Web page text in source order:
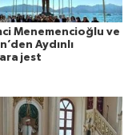
Menemencioğlu ve
Aydınlı
jest